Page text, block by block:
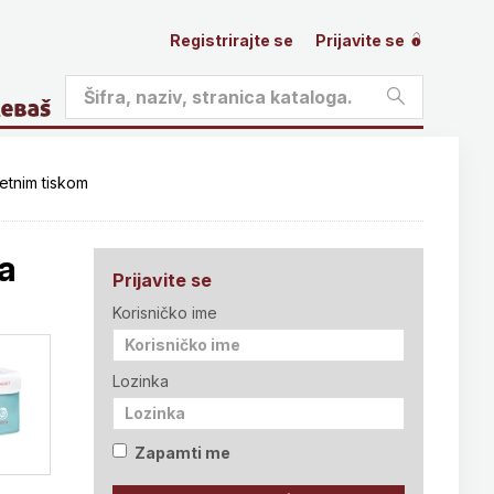
Registrirajte se Prijavite se
tiskom
Prijavite se
Korisničko ime
Lozinka
Zapamti me